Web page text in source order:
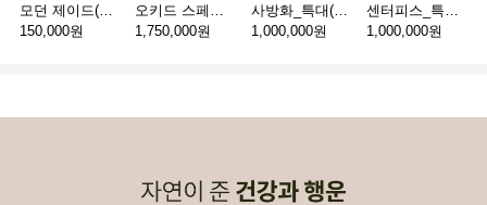
모던 제이드(천연옥꽃_택배)
150,000원
오키드 스페셜(천연옥꽃_택배)
1,750,000원
사방화_특대(천연옥꽃_택배)
1,000,000원
센터피스_특대(천연옥꽃_택배)
1,000,000원